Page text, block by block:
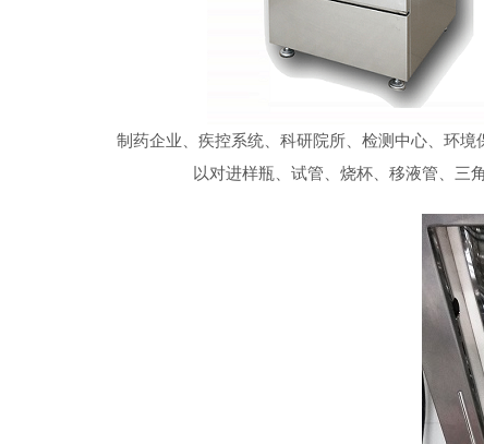
制药企业、疾控系统、科研院所、检测中心、环
以对进样瓶、试管、烧杯、移液管、三